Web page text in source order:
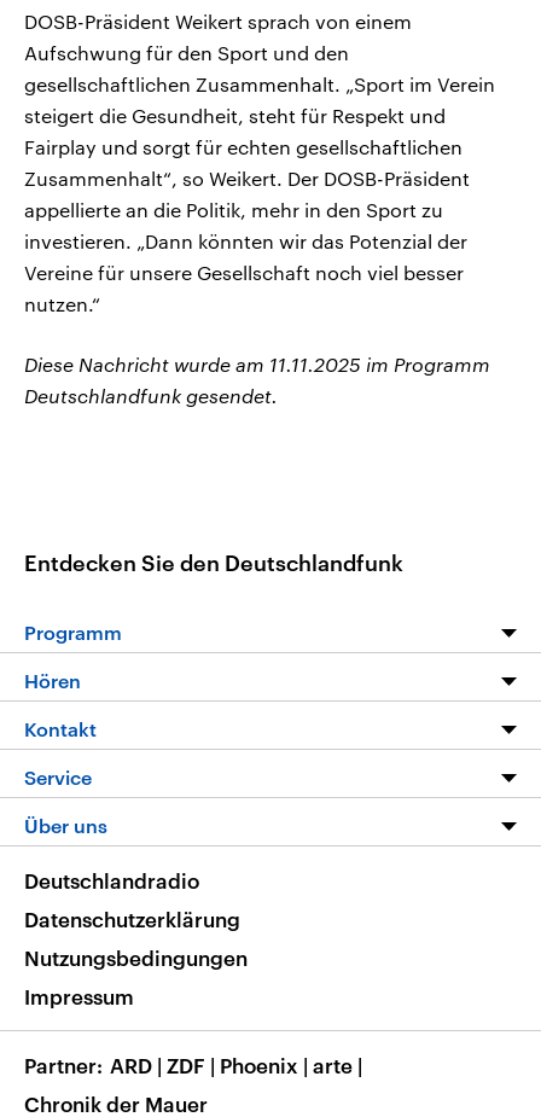
DOSB-Präsident Weikert sprach von einem
Aufschwung für den Sport und den
gesellschaftlichen Zusammenhalt. „Sport im Verein
steigert die Gesundheit, steht für Respekt und
Fairplay und sorgt für echten gesellschaftlichen
Zusammenhalt“, so Weikert. Der DOSB-Präsident
appellierte an die Politik, mehr in den Sport zu
investieren. „Dann könnten wir das Potenzial der
Vereine für unsere Gesellschaft noch viel besser
nutzen.“
Diese Nachricht wurde am 11.11.2025 im Programm
Deutschlandfunk gesendet.
Entdecken Sie den Deutschlandfunk
Programm
Programm
Die Nachrichten
Nachrichtenleicht
Neue Beiträge auf dlf.de
Hören
Livestream
Podcasts
Deutschlandfunk App
Nachrichten App
Frequenzen
Kontakt
Hörerservice
Service
FAQ
Veranstaltungen
Musikliste
RSS
Über uns
Barrierefreiheit
Deutschlandradio
Datenschutzerklärung
Nutzungsbedingungen
Impressum
Partner ARD | ZDF | Phoenix | arte |
Chronik der Mauer